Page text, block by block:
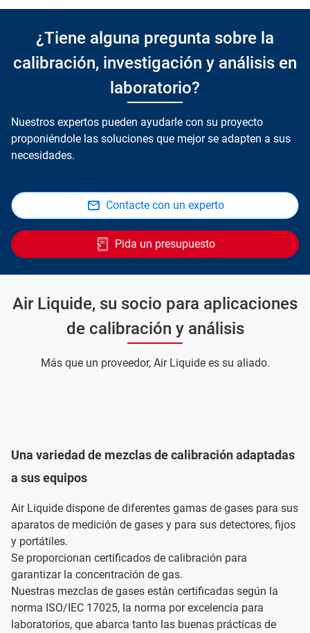
¿Tiene alguna pregunta sobre la
calibración, investigación y análisis en
laboratorio?
Nuestros expertos pueden ayudarle con su proyecto
proponiéndole las soluciones que mejor se adapten a sus
necesidades.
Contacte con un experto
Pida un presupuesto
Air Liquide, su socio para aplicaciones
de calibración y análisis
Más que un proveedor, Air Liquide es su aliado.
Una variedad de mezclas de calibración adaptadas
a sus equipos
Air Liquide dispone de diferentes gamas de gases para sus
aparatos de medición de gases y para sus detectores, fijos
y portátiles.
Se proporcionan certificados de calibración para
garantizar la concentración de gas.
Nuestras mezclas de gases están certificadas según la
norma ISO/IEC 17025, la norma por excelencia para
laboratorios, que abarca tanto las buenas prácticas de